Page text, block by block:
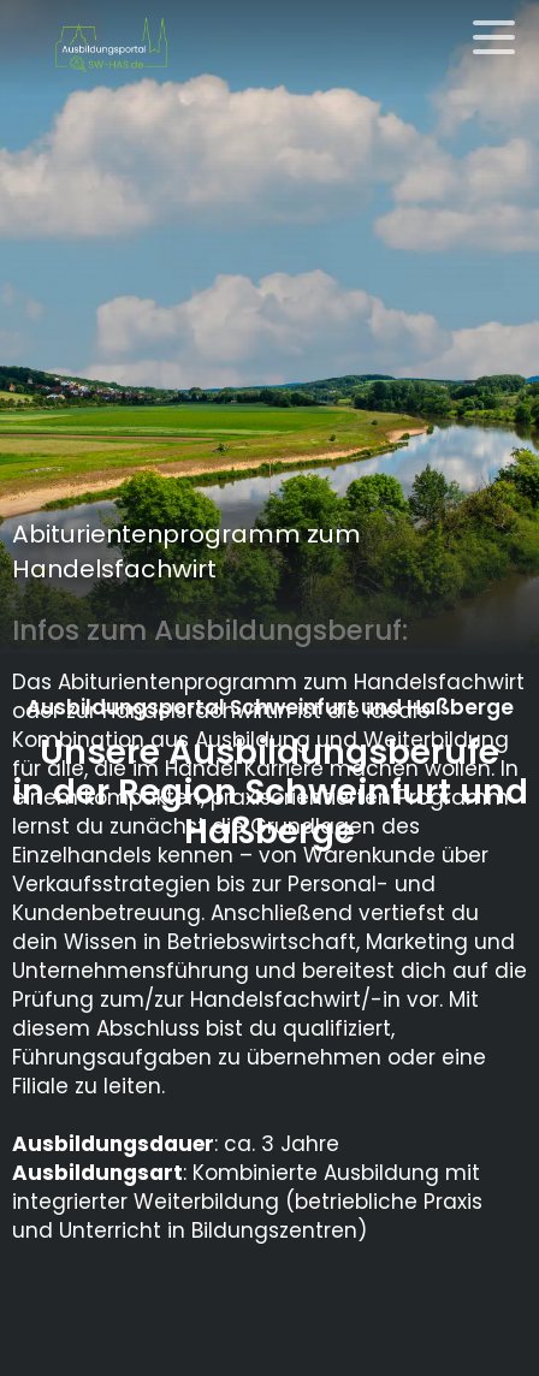
Ausbildungsportal Schweinfurt und Haßberge
Unsere Ausbildungsberufe
in der Region Schweinfurt und
Haßberge
Abiturientenprogramm zum
Handelsfachwirt
Infos zum Ausbildungsberuf:
Das Abiturientenprogramm zum Handelsfachwirt
oder zur Handelsfachwirtin ist die ideale
Kombination aus Ausbildung und Weiterbildung
für alle, die im Handel Karriere machen wollen. In
einem kompakten, praxisorientierten Programm
lernst du zunächst die Grundlagen des
Einzelhandels kennen – von Warenkunde über
Verkaufsstrategien bis zur Personal- und
Kundenbetreuung. Anschließend vertiefst du
dein Wissen in Betriebswirtschaft, Marketing und
Unternehmensführung und bereitest dich auf die
Prüfung zum/zur Handelsfachwirt/-in vor. Mit
diesem Abschluss bist du qualifiziert,
Führungsaufgaben zu übernehmen oder eine
Filiale zu leiten.
Ausbildungsdauer: ca. 3 Jahre
Ausbildungsart: Kombinierte Ausbildung mit
integrierter Weiterbildung (betriebliche Praxis
und Unterricht in Bildungszentren)